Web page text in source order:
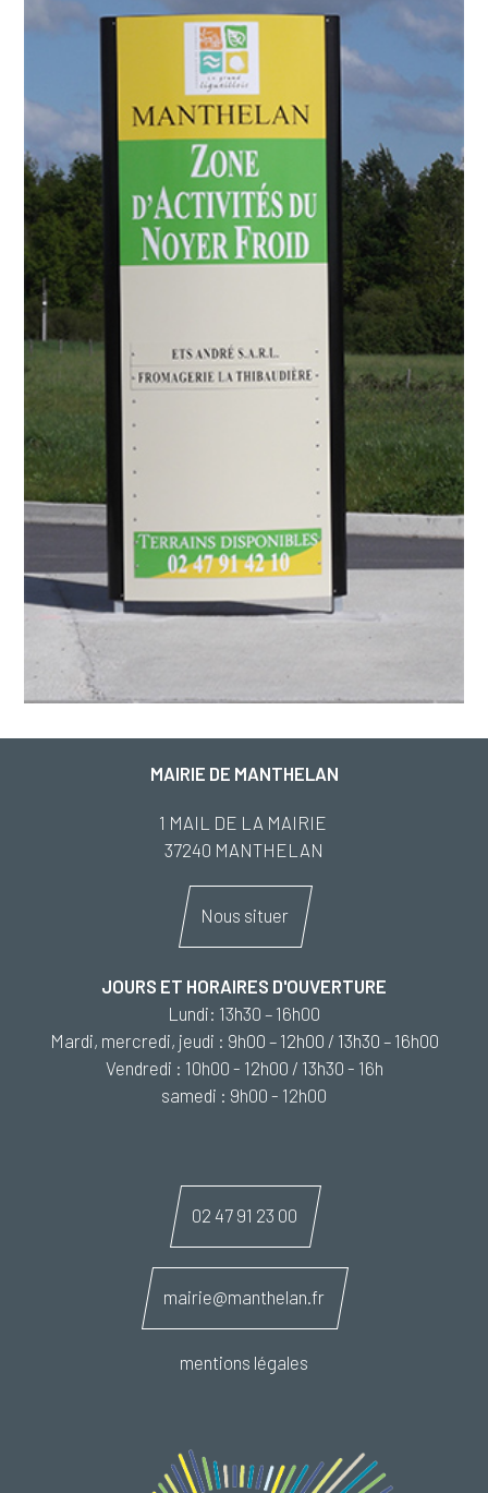
MAIRIE DE MANTHELAN
1 MAIL DE LA MAIRIE
37240 MANTHELAN
Nous situer
JOURS ET HORAIRES D'OUVERTURE
Lundi: 13h30 – 16h00
Mardi, mercredi, jeudi : 9h00 – 12h00 / 13h30 – 16h00
Vendredi : 10h00 - 12h00 / 13h30 - 16h
samedi : 9h00 - 12h00
02 47 91 23 00
mairie@manthelan.fr
mentions légales